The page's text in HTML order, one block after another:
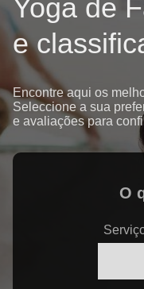
Yoga de
e
Encontre aqui os
Seleccione a sua
e avaliações para
O